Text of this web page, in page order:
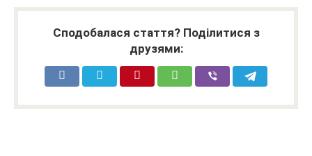
Сподобалася стаття? Поділитися з
друзями: